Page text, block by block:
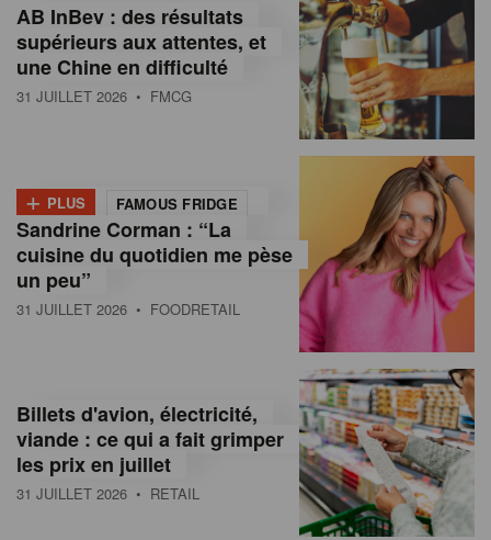
n
o
m
a
s
s
u
AB InBev : des résultats
supérieurs aux attentes, et
une Chine en difficulté
31 JUILLET 2026 • FMCG
+ PLUS FAMOUS FRIDGE
Sandrine Corman : “La
cuisine du quotidien me pèse
un peu”
31 JUILLET 2026 • FOODRETAIL
Billets d'avion, électricité,
viande : ce qui a fait grimper
les prix en juillet
31 JUILLET 2026 • RETAIL